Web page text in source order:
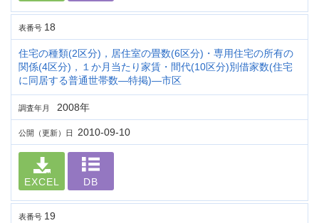
表番号 18
住宅の種類(2区分)，居住室の畳数(6区分)・専用住宅の所有の
関係(4区分)，１か月当たり家賃・間代(10区分)別借家数(住宅
に同居する普通世帯数―特掲)―市区
調査年月 2008年
公開（更新）日 2010-09-10
EXCEL DB
表番号 19